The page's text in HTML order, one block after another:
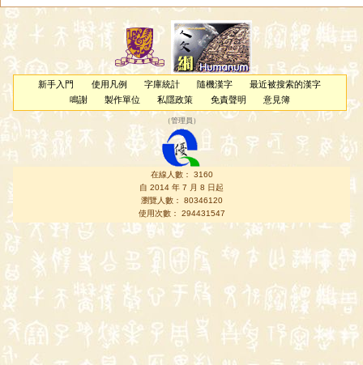
新手入門 使用凡例 字庫統計 隨機漢字
最近被搜索的漢字
鳴謝
製作單位 私隱政策 免責聲明 意見簿
（管理員 ）
在線人數： 3160
自 2014 年 7 月 8 日起
瀏覽人數： 80346120
使用次數： 294431547